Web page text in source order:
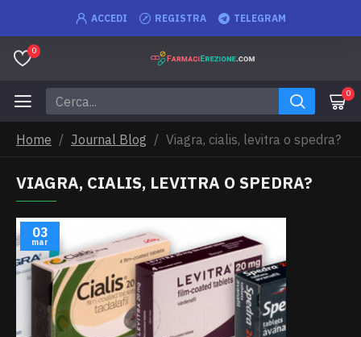
ACCEDI REGISTRA TELEGRAM
0
0
Home Journal Blog Viagra, cialis, levitra o spedra?
VIAGRA, CIALIS, LEVITRA O SPEDRA?
03
mar